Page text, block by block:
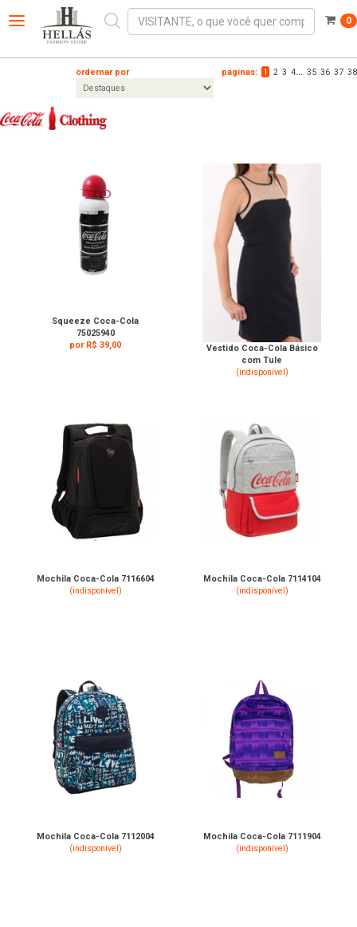
0
Toggle
navigation
páginas: 1 2 3 4... 35 36 37 38
ordernar por
Squeeze Coca-Cola
75025940
por R$ 39,00
Vestido Coca-Cola Básico
com Tule
(indisponível)
Mochila Coca-Cola 7116604
(indisponível)
Mochila Coca-Cola 7114104
(indisponível)
Mochila Coca-Cola 7112004
(indisponível)
Mochila Coca-Cola 7111904
(indisponível)